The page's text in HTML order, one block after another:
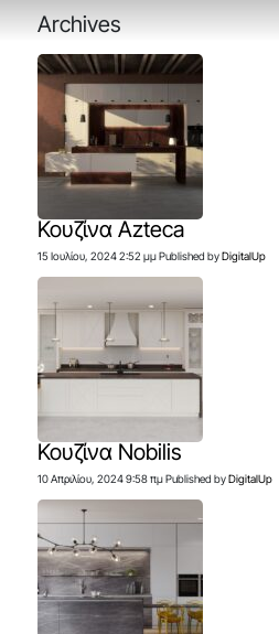
Archives
Κουζίνα Azteca
15 Ιουλίου, 2024 2:52 μμ Published by DigitalUp
Κουζίνα Nobilis
10 Απριλίου, 2024 9:58 πμ Published by DigitalUp